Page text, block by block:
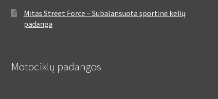
Mitas Street Force – Subalansuota sportinė kelių
padanga
Motociklų padangos